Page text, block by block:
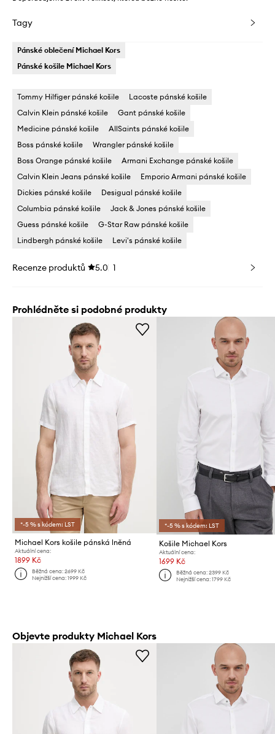
Tagy
Pánské oblečení Michael Kors
Pánské košile Michael Kors
Tommy Hilfiger pánské košile
Lacoste pánské košile
Calvin Klein pánské košile
Gant pánské košile
Medicine pánské košile
AllSaints pánské košile
Boss pánské košile
Wrangler pánské košile
Boss Orange pánské košile
Armani Exchange pánské košile
Calvin Klein Jeans pánské košile
Emporio Armani pánské košile
Dickies pánské košile
Desigual pánské košile
Columbia pánské košile
Jack & Jones pánské košile
Guess pánské košile
G-Star Raw pánské košile
Lindbergh pánské košile
Levi's pánské košile
Recenze produktů 5.0 1
Prohlédněte si podobné produkty
*-5 % s kódem: LST
Michael Kors košile pánská lněná
Aktuální cena:
1899 Kč
Běžná cena:2699 Kč
Nejnižší cena:1999 Kč
*-5 % s kódem: LST
Košile Michael Kors
Aktuální cena:
1699 Kč
Běžná cena: 2399 Kč
Nejnižší cena: 1799 Kč
Objevte produkty Michael Kors